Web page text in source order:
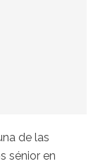
de las
sénior en